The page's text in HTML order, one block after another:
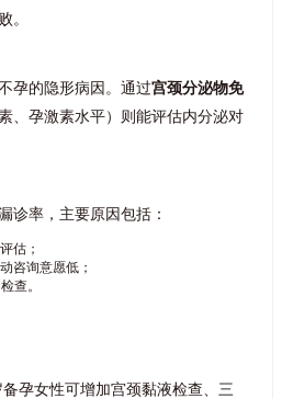
。
孕的隐形病因。通过宫颈分泌物免
素、孕激素水平）则能评估内分泌对
诊率，主要原因包括：
估；
咨询意愿低；
查。
孕女性可增加宫颈黏液检查、三